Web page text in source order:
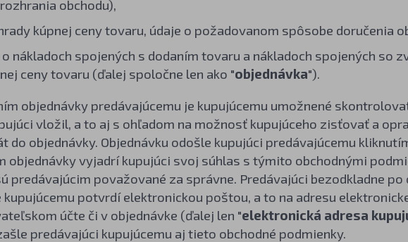
obchodu),
kúpnej ceny tovaru, údaje o požadovanom spôsobe doručenia
nákladoch spojených s dodaním tovaru a nákladoch spojených so
ceny tovaru (ďalej spoločne len ako "objednávka").
objednávky predávajúcemu je kupujúcemu umožnené
vložil, a to aj s ohľadom na možnosť kupujúceho zisťovať a
do objednávky. Objednávku odošle kupujúci predávajúcemu
objednávky vyjadrí kupujúci svoj súhlas s týmito obchodnými
predávajúcim považované za správne. Predávajúci bezodkladne
potvrdí elektronickou poštou, a to na adresu
účte či v objednávke (ďalej len "elektronická adresa
predávajúci kupujúcemu aj tieto obchodné podmienky.